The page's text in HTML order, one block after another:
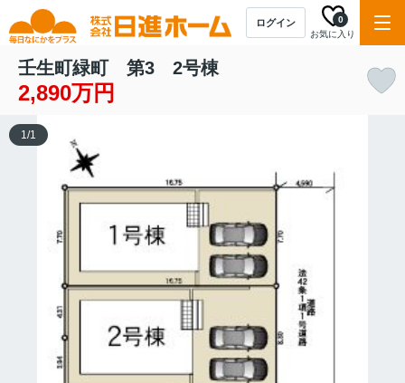
ログイン
お気に入り
0
壬生町緑町 第3 2号棟
2,890万円
1/1